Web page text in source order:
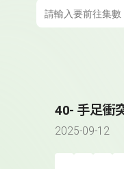
40- 手足衝
2025-09-12